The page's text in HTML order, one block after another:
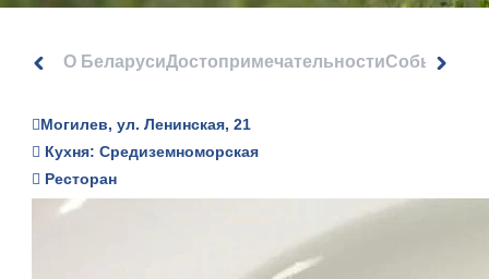
О БеларусиДостопримечательностиСобытия
Могилев, ул. Ленинская, 21
Кухня: Средиземноморская
Ресторан